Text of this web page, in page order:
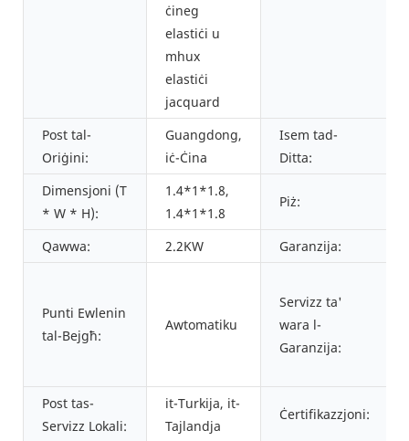
ċineg
elastiċi u
mhux
elastiċi
jacquard
Post tal-
Oriġini:
Guangdong,
iċ-Ċina
Isem tad-
Ditta:
Dimensjoni (T
* W * H):
1.4*1*1.8,
1.4*1*1.8
Piż:
Qawwa: 2.2KW Garanzija:
Punti Ewlenin
tal-Bejgħ:
Awtomatiku
Servizz ta'
wara l-
Garanzija:
Post tas-
Servizz Lokali:
it-Turkija, it-
Tajlandja
Ċertifikazzjoni: